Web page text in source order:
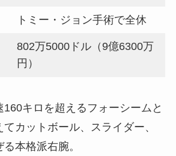
トミー・ジョン手術で全休
802万5000ドル（9億6300万
円）
160キロを超えるフォーシームと
カットボール、スライダー、
本格派右腕。